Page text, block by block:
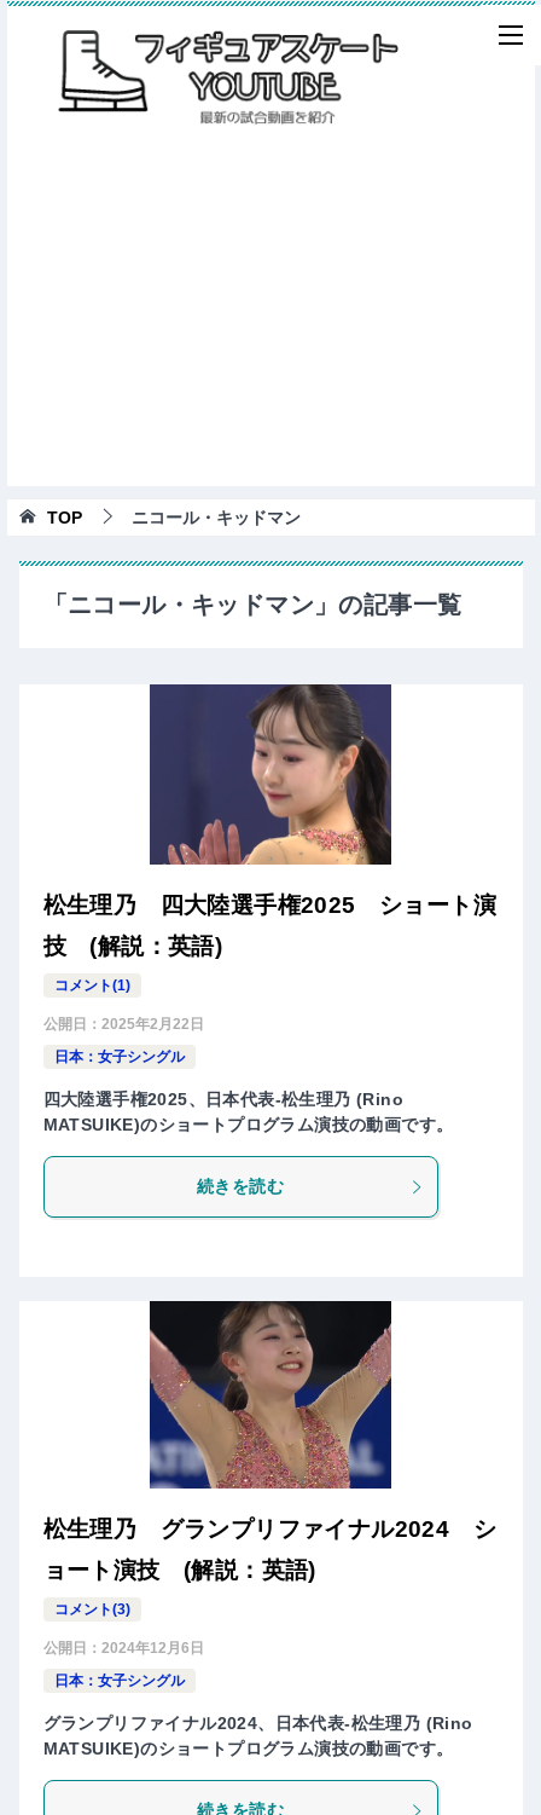
TOP ニコール・キッドマン
「ニコール・キッドマン」の記事一覧
松生理乃 四大陸選手権2025 ショート演
技 (解説：英語)
コメント(1)
公開日： 2025年2月22日
日本：女子シングル
四大陸選手権2025、日本代表-松生理乃 (Rino
MATSUIKE)のショートプログラム演技の動画です。
続きを読む
松生理乃 グランプリファイナル2024 シ
ョート演技 (解説：英語)
コメント(3)
公開日： 2024年12月6日
日本：女子シングル
グランプリファイナル2024、日本代表-松生理乃 (Rino
MATSUIKE)のショートプログラム演技の動画です。
続きを読む